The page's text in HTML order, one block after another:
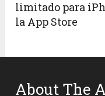
limitado para
la App Store
About The